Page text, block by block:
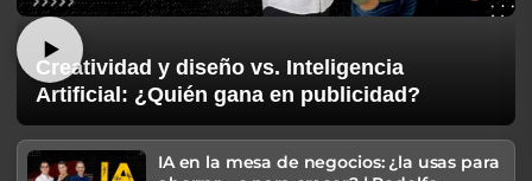
Creatividad y diseño vs. Inteligencia
Artificial: ¿Quién gana en publicidad?
IA en la mesa de negocios: ¿la usas para